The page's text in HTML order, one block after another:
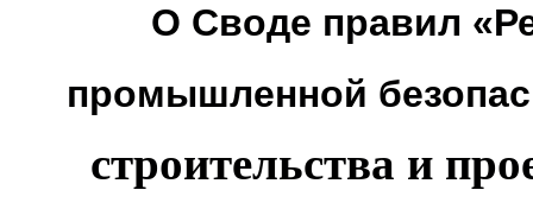
О Своде правил
промышленной
строительства и